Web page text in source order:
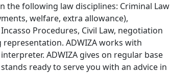
the following law disciplines: Criminal Law
welfare, extra allowance),
Procedures, Civil Law, negotiation
ADWIZA works with
ADWIZA gives on regular base
ready to serve you with an advice in